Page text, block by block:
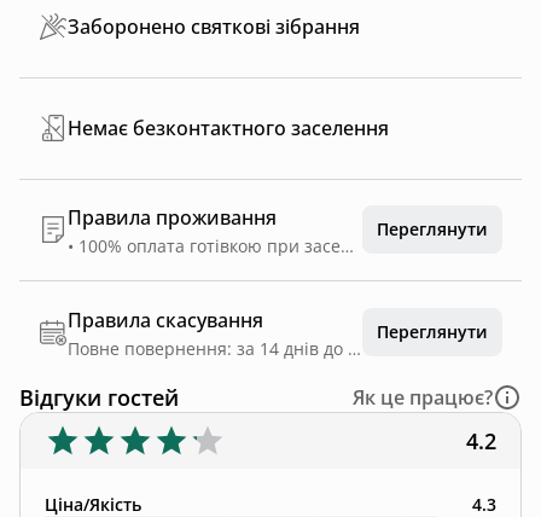
Заборонено святкові зібрання
Немає безконтактного заселення
Правила проживання
• 100% оплата готівкою при заселенні • Банківський переказ: +5% комісії • Застава: готівка 2000 грн (повертається після перевірки) • Потрібен паспорт або водійські права, ( посвідчення УБД). ⚠️ Правила під час проживання: • Дотримуйтесь пожежної безпеки • Вимикайте світло, прилади, закривайте воду при виході • Оплата повної вартості пошкоджень • Камін — тільки з дозволу адміністрації 🛁 SPA діжка-купіль : • 1500 грн/доба, наступні — +500 грн/доба • Заміна води: 1000 грн • Послуга розпалювання: 300 грн 🔥 Мангал: • Дрова: 300 грн/оберемок 🚫 Заборонено: • Гучні вечірки без дозволу • Куріння в приміщенні • Неузгоджені електроприлади • Передача ключів стороннім • Переставляти меблі без дозволу (штраф 5000 грн) • Тиша після 23:00 • Наркотичне сп’яніння, піротехніка, свічки • Діти без нагляду • Тварини без погодження
Переглянути
Правила скасування
Повне повернення: за 14 днів до дати заїзду
Переглянути
Відгуки гостей Як це працює?
4.2
Ціна/Якість 4.3